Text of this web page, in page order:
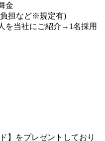
金
担など※規定有)
を当社にご紹介→1名採用
】をプレゼントしており